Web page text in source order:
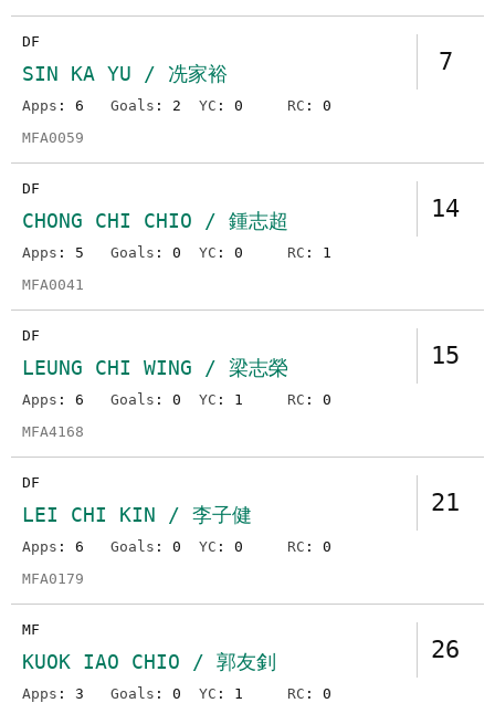
7
DF
SIN KA YU / 冼家裕
Apps : 6 Goals : 2 YC : 0 RC : 0
MFA0059
14
DF
CHONG CHI CHIO / 鍾志超
Apps : 5 Goals : 0 YC : 0 RC : 1
MFA0041
15
DF
LEUNG CHI WING / 梁志榮
Apps : 6 Goals : 0 YC : 1 RC : 0
MFA4168
21
DF
LEI CHI KIN / 李子健
Apps : 6 Goals : 0 YC : 0 RC : 0
MFA0179
26
MF
KUOK IAO CHIO / 郭友釗
Apps : 3 Goals : 0 YC : 1 RC : 0